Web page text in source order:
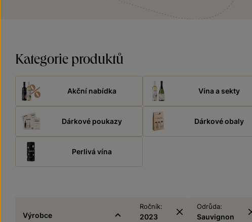
Kategorie produktů
Akční nabídka Vína a sekty
Dárkové poukazy Dárkové obaly
Perlivá vína
Výrobce
Ročník:
2023
Odrůda:
Sauvignon